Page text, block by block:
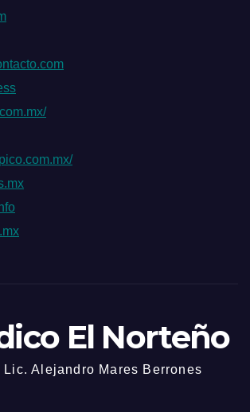
El Norteño
Lic. Alejandro Mares Berrones